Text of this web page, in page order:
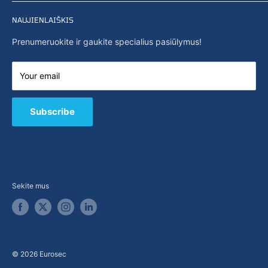
Privatumo politika
Paieška
Pradžia
Naujienos
Apie mus
Susisiekite su mumis
E-parduotuvė
B2B / Pasiūlymai
NAUJIENLAIŠKIS
Prenumeruokite ir gaukite specialius pasiūlymus!
Your email
Subscribe
Sekite mus
© 2026 Eurosec